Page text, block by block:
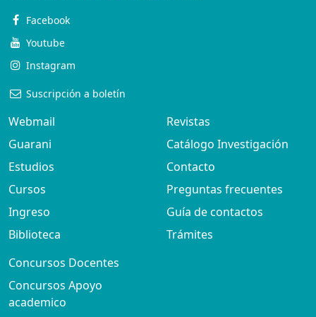
Facebook
Youtube
Instagram
Suscripción a boletín
Webmail
Guarani
Estudios
Cursos
Ingreso
Biblioteca
Revistas
Catálogo Investigación
Contacto
Preguntas frecuentes
Guía de contactos
Trámites
Concursos Docentes
Concursos Apoyo
academico